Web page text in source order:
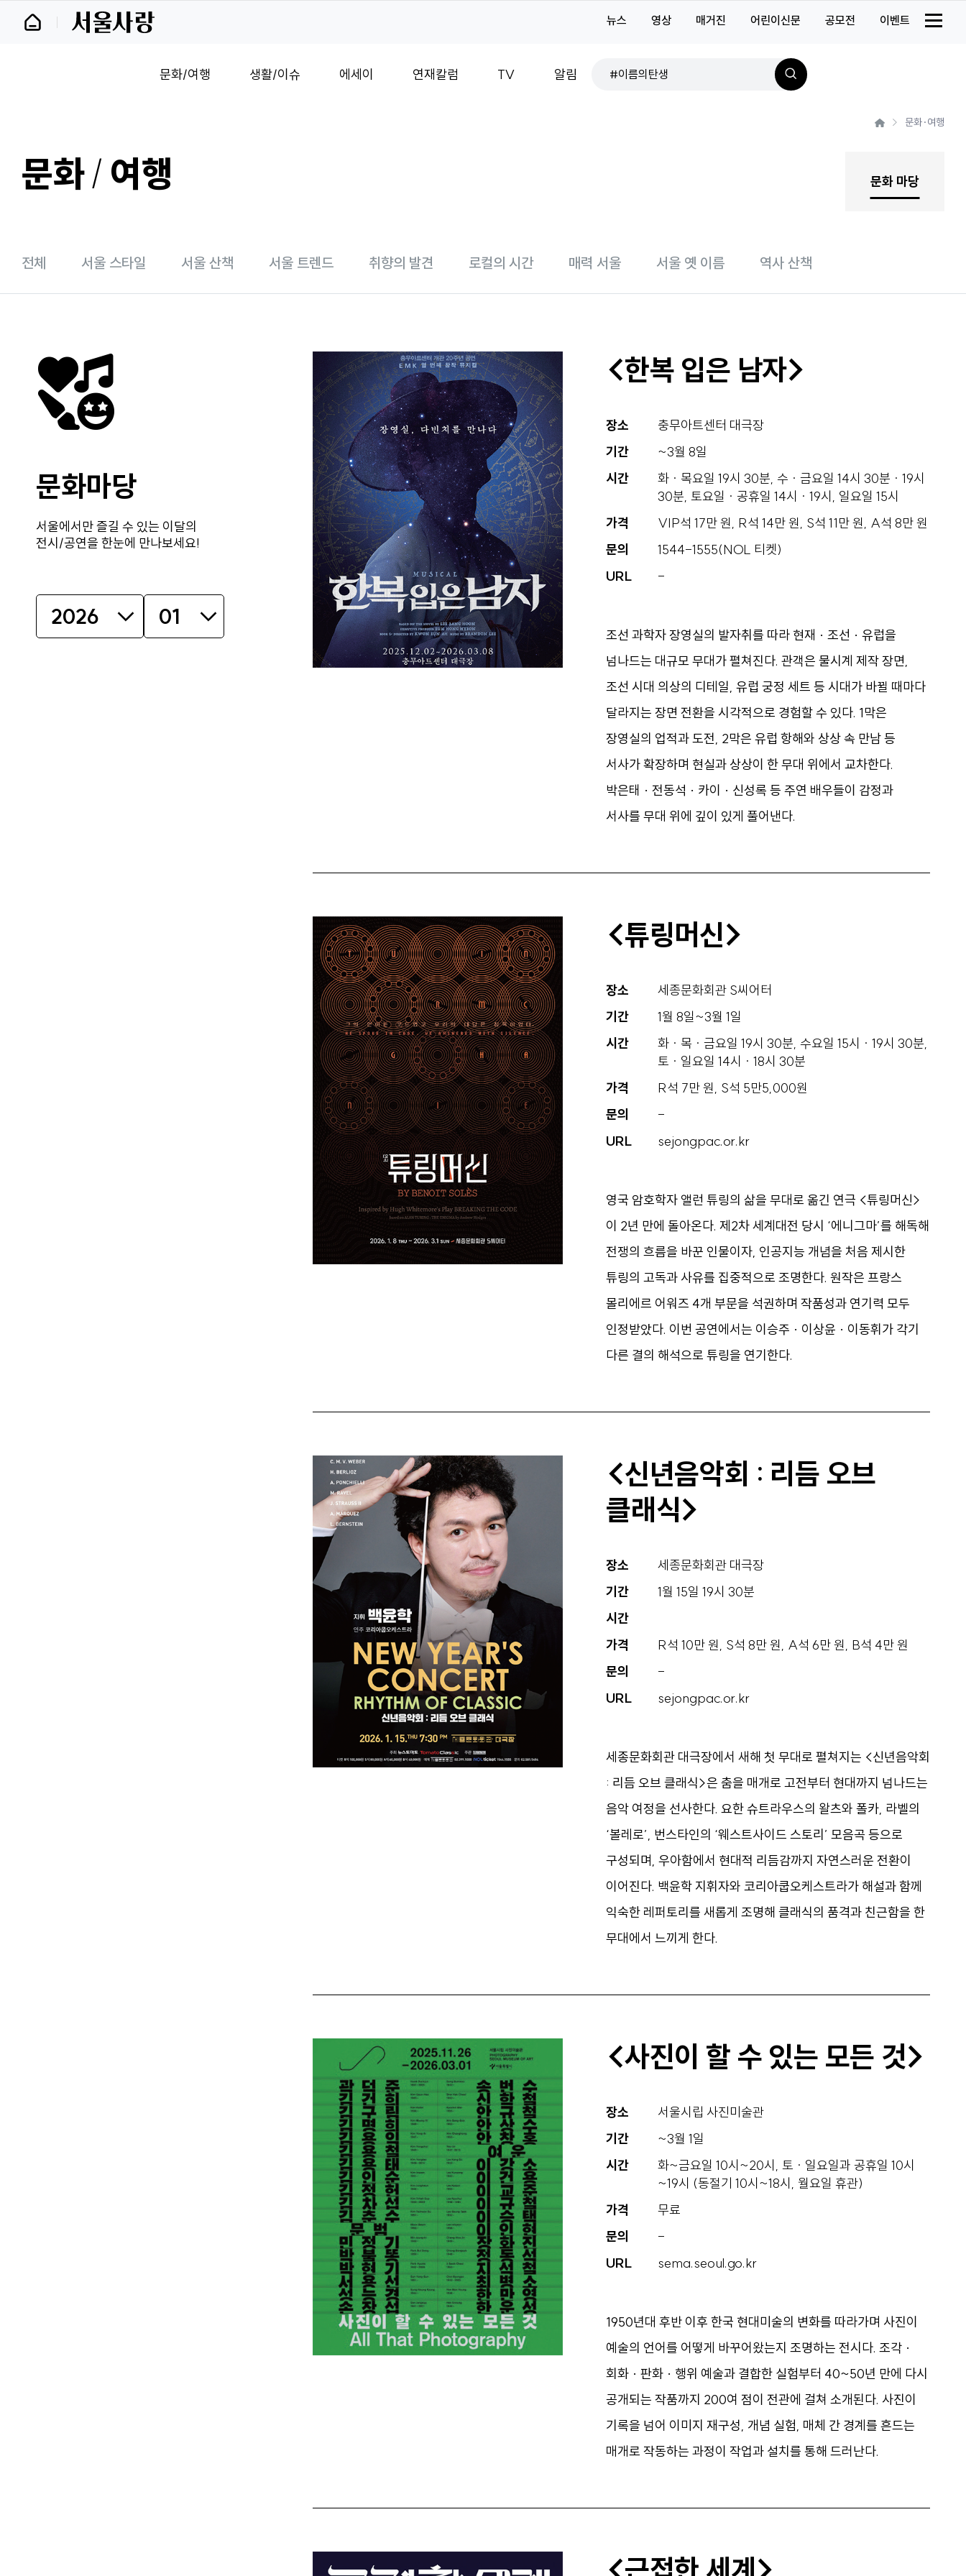
뉴스 영상 매거진 어린이신문 공모전 이벤트
문화/여행 생활/이슈 에세이 연재칼럼 TV 알림
검
색
#서울트렌드
#매력서울
문화·여행
문화/ 여행
전체 서울 스타일 서울 산책 서울 트렌드 취향의 발견 로컬의 시간 매력 서울 서울 옛 이름 역사 산책
문화 마당
문화마당
서울에서만 즐길 수 있는 이달의
전시/공연을 한눈에 만나보세요!
<한복 입은 남자>
장소
충무아트센터 대극장
기간
~3월 8일
시간
화 · 목요일 19시 30분, 수 · 금요일 14시 30분 · 19시
30분, 토요일 · 공휴일 14시 · 19시, 일요일 15시
가격
VIP석 17만 원, R석 14만 원, S석 11만 원, A석 8만 원
문의
1544-1555(NOL 티켓)
URL
-
조선 과학자 장영실의 발자취를 따라 현재 · 조선 · 유럽을
넘나드는 대규모 무대가 펼쳐진다. 관객은 물시계 제작 장면,
조선 시대 의상의 디테일, 유럽 궁정 세트 등 시대가 바뀔 때마다
달라지는 장면 전환을 시각적으로 경험할 수 있다. 1막은
장영실의 업적과 도전, 2막은 유럽 항해와 상상 속 만남 등
서사가 확장하며 현실과 상상이 한 무대 위에서 교차한다.
박은태 · 전동석 · 카이 · 신성록 등 주연 배우들이 감정과
서사를 무대 위에 깊이 있게 풀어낸다.
<튜링머신>
장소
세종문화회관 S씨어터
기간
1월 8일~3월 1일
시간
화 · 목 · 금요일 19시 30분, 수요일 15시 · 19시 30분,
토 · 일요일 14시 · 18시 30분
가격
R석 7만 원, S석 5만5,000원
문의
-
URL
sejongpac.or.kr
영국 암호학자 앨런 튜링의 삶을 무대로 옮긴 연극 <튜링머신>
이 2년 만에 돌아온다. 제2차 세계대전 당시 ‘에니그마’를 해독해
전쟁의 흐름을 바꾼 인물이자, 인공지능 개념을 처음 제시한
튜링의 고독과 사유를 집중적으로 조명한다. 원작은 프랑스
몰리에르 어워즈 4개 부문을 석권하며 작품성과 연기력 모두
인정받았다. 이번 공연에서는 이승주 · 이상윤 · 이동휘가 각기
다른 결의 해석으로 튜링을 연기한다.
<신년음악회 : 리듬 오브
클래식>
장소
세종문화회관 대극장
기간
1월 15일 19시 30분
시간
가격
R석 10만 원, S석 8만 원, A석 6만 원, B석 4만 원
문의
-
URL
sejongpac.or.kr
세종문화회관 대극장에서 새해 첫 무대로 펼쳐지는 <신년음악회
: 리듬 오브 클래식>은 춤을 매개로 고전부터 현대까지 넘나드는
음악 여정을 선사한다. 요한 슈트라우스의 왈츠와 폴카, 라벨의
‘볼레로’, 번스타인의 ‘웨스트사이드 스토리’ 모음곡 등으로
구성되며, 우아함에서 현대적 리듬감까지 자연스러운 전환이
이어진다. 백윤학 지휘자와 코리아쿱오케스트라가 해설과 함께
익숙한 레퍼토리를 새롭게 조명해 클래식의 품격과 친근함을 한
무대에서 느끼게 한다.
<사진이 할 수 있는 모든 것>
장소
서울시립 사진미술관
기간
~3월 1일
시간
화~금요일 10시~20시, 토 · 일요일과 공휴일 10시
~19시 (동절기 10시~18시, 월요일 휴관)
가격
무료
문의
-
URL
sema.seoul.go.kr
1950년대 후반 이후 한국 현대미술의 변화를 따라가며 사진이
예술의 언어를 어떻게 바꾸어왔는지 조명하는 전시다. 조각 ·
회화 · 판화 · 행위 예술과 결합한 실험부터 40~50년 만에 다시
공개되는 작품까지 200여 점이 전관에 걸쳐 소개된다. 사진이
기록을 넘어 이미지 재구성, 개념 실험, 매체 간 경계를 흔드는
매개로 작동하는 과정이 작업과 설치를 통해 드러난다.